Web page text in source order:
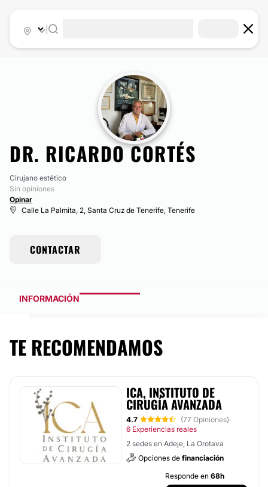
DR. RICARDO CORTÉS
Cirujano estético
Sin opiniones
Opinar
Calle La Palmita, 2, Santa Cruz de Tenerife, Tenerife
CONTACTAR
INFORMACIÓN
TE RECOMENDAMOS
ICA, INSTITUTO DE
CIRUGÍA AVANZADA
4.7 (77 Opiniones)·
6 Experiencias reales
2 sedes en Adeje, La Orotava
Opciones de financiación
Responde en 68h